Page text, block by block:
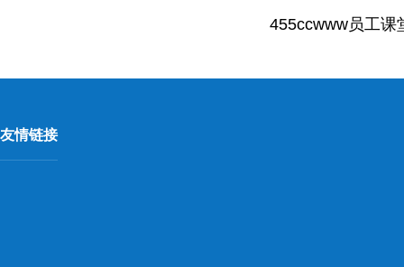
455ccwww员工课
友情链接